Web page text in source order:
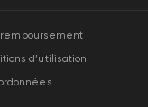
remboursement
d’utilisation